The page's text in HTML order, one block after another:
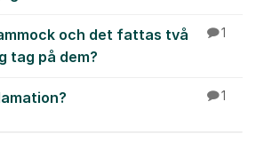
och det fattas två
tag på dem?
1
1